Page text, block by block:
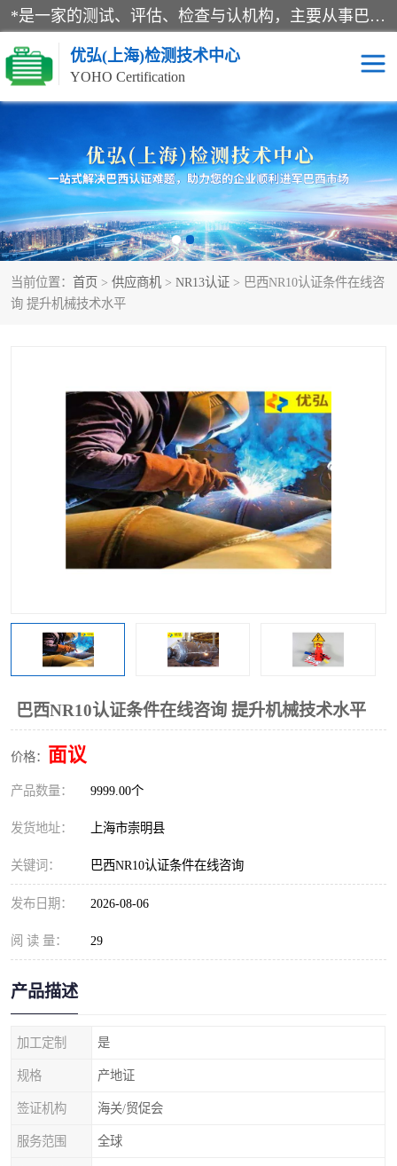
*是一家的测试、评估、检查与认机构，主要从事巴西NR10认证、NR12认证、NR13认证；ANATEL认证、INMTRO认证，欧盟CE认证：MD认证，PED认证，MID认证，ATEX认证，德国蓝色天使认证。
优弘(上海)检测技术中心
YOHO Certification
当前位置： 首页 > 供应商机 > NR13认证 > 巴西NR10认证条件在线咨
询 提升机械技术水平
巴西NR10认证条件在线咨询 提升机械技术水平
价格： 面议
产品数量： 9999.00个
发货地址： 上海市崇明县
关键词： 巴西NR10认证条件在线咨询
发布日期： 2026-08-06
阅 读 量： 29
产品描述
加工定制 是
规格 产地证
签证机构 海关/贸促会
服务范围 全球
RECYCLASS认证 NR10认证
NR12认证 NR13认证
ART认证 巴西NR认证
巴西认证 RETIE认证